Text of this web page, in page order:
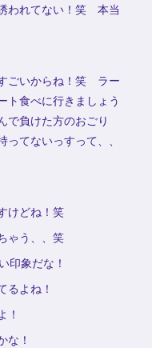
われてない！笑 本当
ごいからね！笑 ラー
ト食べに行きましょう
で負けた方のおごり
てないっすって、、
けどね！笑
ゃう、、笑
印象だな！
るよね！
！
な！